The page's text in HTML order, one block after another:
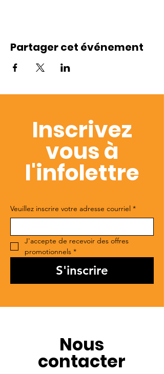
Partager cet événement
Inscrivez
vous à
l'infolettre
Veuillez inscrire votre adresse courriel *
J'accepte de recevoir des offres
promotionnels *
S'inscrire
Nous
contacter